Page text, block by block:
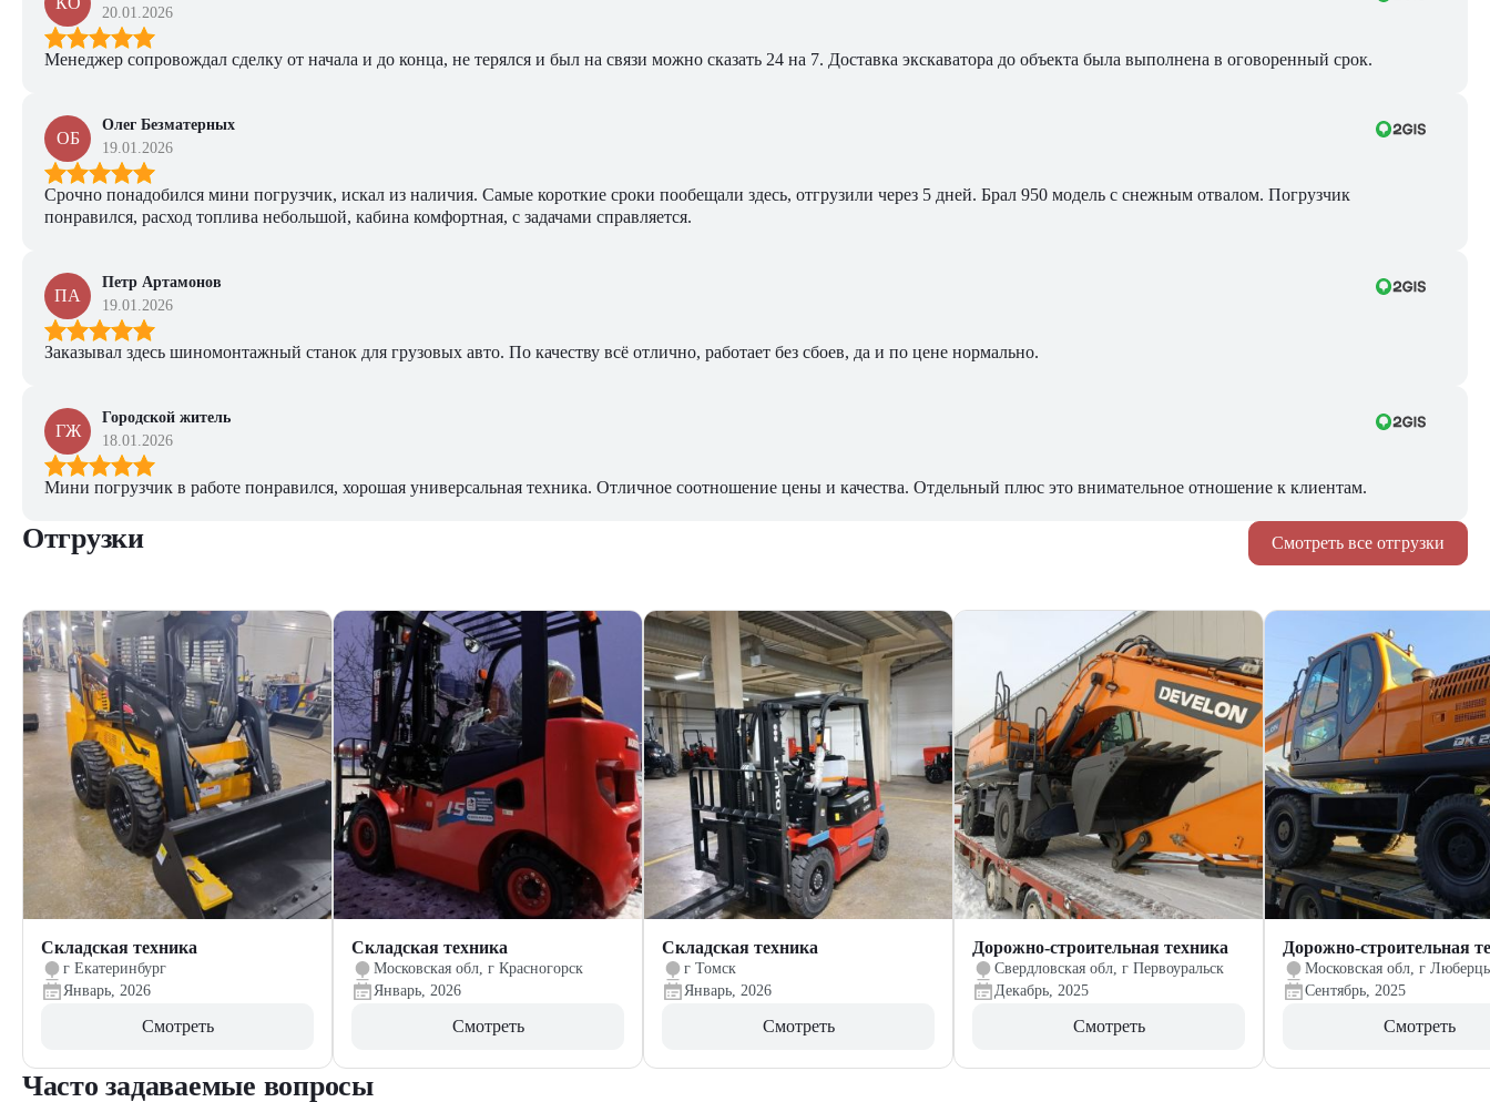
20.01.2026
Менеджер сопровождал сделку от начала и до конца, не терялся и был на связи можно сказать 24 на 7. Доставка экскаватора до объекта была выполнена в оговоренный срок.
ОБ
Олег Безматерных
19.01.2026
Срочно понадобился мини погрузчик, искал из наличия. Самые короткие сроки пообещали здесь, отгрузили через 5 дней. Брал 950 модель с снежным отвалом. Погрузчик
понравился, расход топлива небольшой, кабина комфортная, с задачами справляется.
ПА
Петр Артамонов
19.01.2026
Заказывал здесь шиномонтажный станок для грузовых авто. По качеству всё отлично, работает без сбоев, да и по цене нормально.
ГЖ
Городской житель
18.01.2026
Мини погрузчик в работе понравился, хорошая универсальная техника. Отличное соотношение цены и качества. Отдельный плюс это внимательное отношение к клиентам.
Смотреть все отгрузки
Отгрузки
Складская техника
г Екатеринбург
Январь, 2026
Смотреть
Складская техника
Московская обл, г Красногорск
Январь, 2026
Смотреть
Складская техника
г Томск
Январь, 2026
Смотреть
Дорожно-строительная техника
Свердловская обл, г Первоуральск
Декабрь, 2025
Смотреть
Дорожно-строительная
Московская обл, г
Сентябрь, 2025
Смотреть
Часто задаваемые вопросы